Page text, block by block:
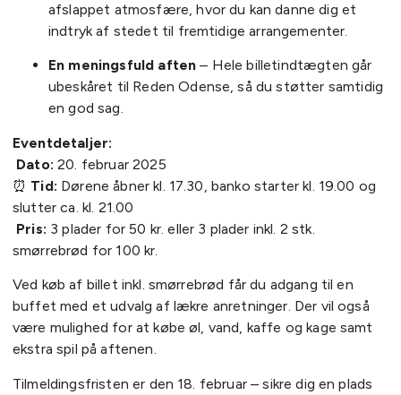
afslappet atmosfære, hvor du kan danne dig et
indtryk af stedet til fremtidige arrangementer.
En meningsfuld aften – Hele billetindtægten går
ubeskåret til Reden Odense, så du støtter samtidig
en god sag.
Eventdetaljer:
Dato: 20. februar 2025
⏰ Tid: Dørene åbner kl. 17.30, banko starter kl. 19.00 og
slutter ca. kl. 21.00
Pris: 3 plader for 50 kr. eller 3 plader inkl. 2 stk.
smørrebrød for 100 kr.
Ved køb af billet inkl. smørrebrød får du adgang til en
buffet med et udvalg af lækre anretninger. Der vil også
være mulighed for at købe øl, vand, kaffe og kage samt
ekstra spil på aftenen.
Tilmeldingsfristen er den 18. februar – sikre dig en plads